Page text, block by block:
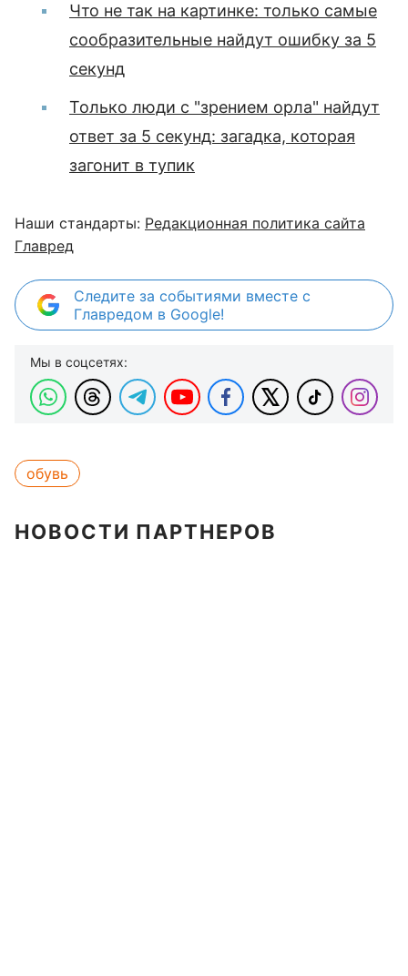
Что не так на картинке: только самые
сообразительные найдут ошибку за 5
секунд
Только люди с "зрением орла" найдут
ответ за 5 секунд: загадка, которая
загонит в тупик
Наши стандарты: Редакционная политика сайта
Главред
Следите за событиями вместе с
Главредом в Google!
Мы в соцсетях:
обувь
НОВОСТИ ПАРТНЕРОВ